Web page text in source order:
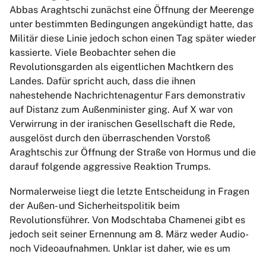
Abbas Araghtschi zunächst eine Öffnung der Meerenge
unter bestimmten Bedingungen angekündigt hatte, das
Militär diese Linie jedoch schon einen Tag später wieder
kassierte. Viele Beobachter sehen die
Revolutionsgarden als eigentlichen Machtkern des
Landes. Dafür spricht auch, dass die ihnen
nahestehende Nachrichtenagentur Fars demonstrativ
auf Distanz zum Außenminister ging. Auf X war von
Verwirrung in der iranischen Gesellschaft die Rede,
ausgelöst durch den überraschenden Vorstoß
Araghtschis zur Öffnung der Straße von Hormus und die
darauf folgende aggressive Reaktion Trumps.
Normalerweise liegt die letzte Entscheidung in Fragen
der Außen- und Sicherheitspolitik beim
Revolutionsführer. Von Modschtaba Chamenei gibt es
jedoch seit seiner Ernennung am 8. März weder Audio-
noch Videoaufnahmen. Unklar ist daher, wie es um